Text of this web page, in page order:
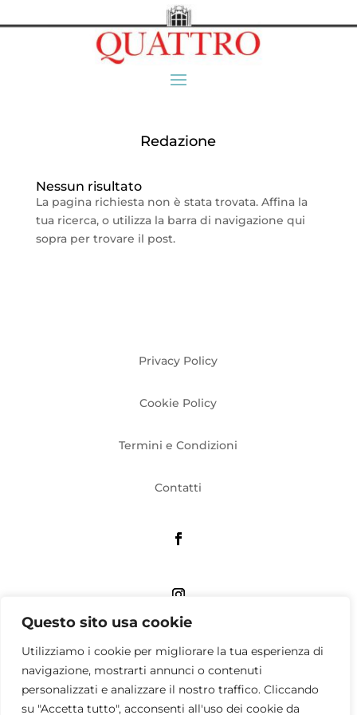
Questo sito usa cookie
Utilizziamo i cookie per migliorare la tua esperienza di
navigazione, mostrarti annunci o contenuti
personalizzati e analizzare il nostro traffico. Cliccando
su "Accetta tutto", acconsenti all'uso dei cookie da
Redazione
Nessun risultato
La pagina richiesta non è stata trovata. Affina la
tua ricerca, o utilizza la barra di navigazione qui
sopra per trovare il post.
Privacy Policy
Cookie Policy
Termini e Condizioni
Contatti
Associazione culturale QUATTRO APS
Viale Umbria, 58 Milano – Sede operativa: via Tito
Livio, 33 Milano
P. IVA 12516700155 – C.F. 97211470154